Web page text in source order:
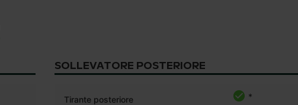
SOLLEVATORE POSTERIORE
Tirante posteriore *